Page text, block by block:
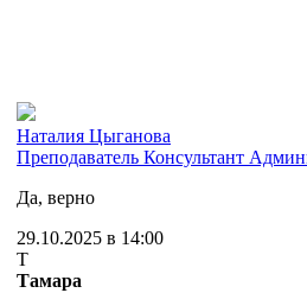
Наталия Цыганова
Преподаватель Консультант
Да, верно
29.10.2025 в 14:00
Т
Тамара